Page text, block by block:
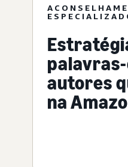
autores
na